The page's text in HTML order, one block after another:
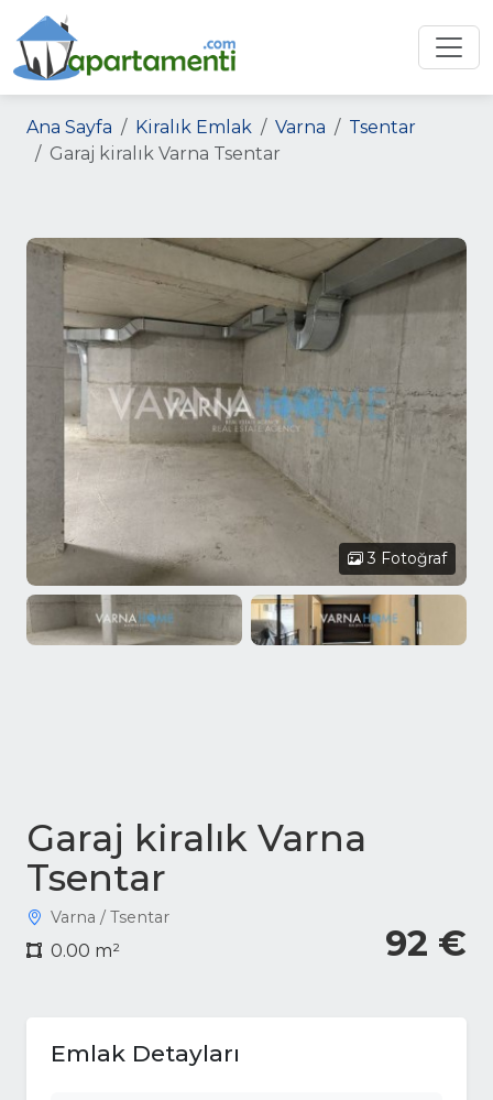
Ana Sayfa Kiralık Emlak Varna
Tsentar
Garaj kiralık Varna Tsentar
3 Fotoğraf
Garaj kiralık Varna
Tsentar
92 €
Varna / Tsentar
0.00 m²
Emlak Detayları